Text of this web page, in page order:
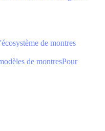
de montres
de montresPour